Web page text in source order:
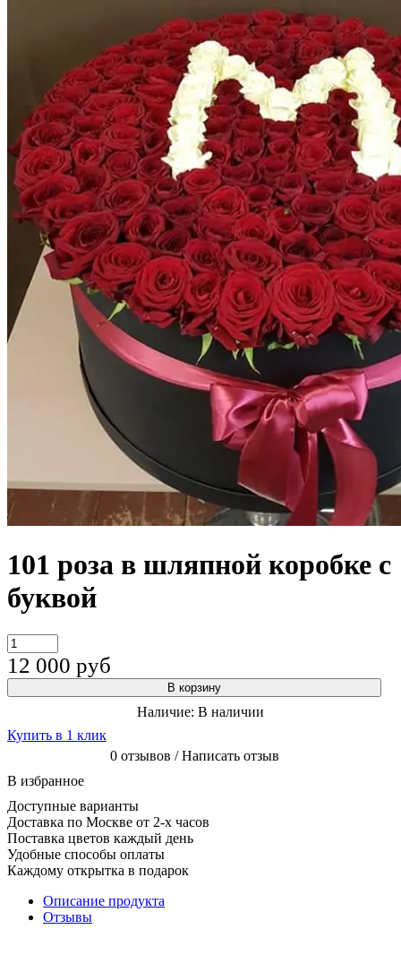
101 роза в шляпной коробке с
буквой
12 000 руб
В корзину
Наличие: В наличии
Купить в 1 клик
0 отзывов / Написать отзыв
В избранное
Доступные варианты
Доставка по Москве от 2-х часов
Поставка цветов каждый день
Удобные способы оплаты
Каждому открытка в подарок
Описание продукта
Отзывы